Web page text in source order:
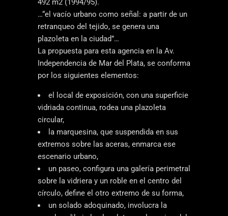
492 m2 (1994/95).
…“el vacío urbano como señal: a partir de un
retranqueo del tejido, se genera una
plazoleta en la ciudad”…
La propuesta para esta agencia en la Av.
Independencia de Mar del Plata, se conforma
por los siguientes elementos:
el local de exposición, con una superficie
vidriada continua, rodea una plazoleta
circular,
la marquesina, que suspendida en sus
extremos sobre las aceras, enmarca ese
escenario urbano,
un paseo, configura una galería perimetral
sobre la vidriera y un roble en el centro del
círculo, define el otro extremo de su forma,
un solado adoquinado, involucra la